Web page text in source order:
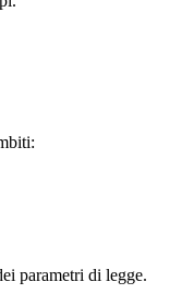
parametri di legge.